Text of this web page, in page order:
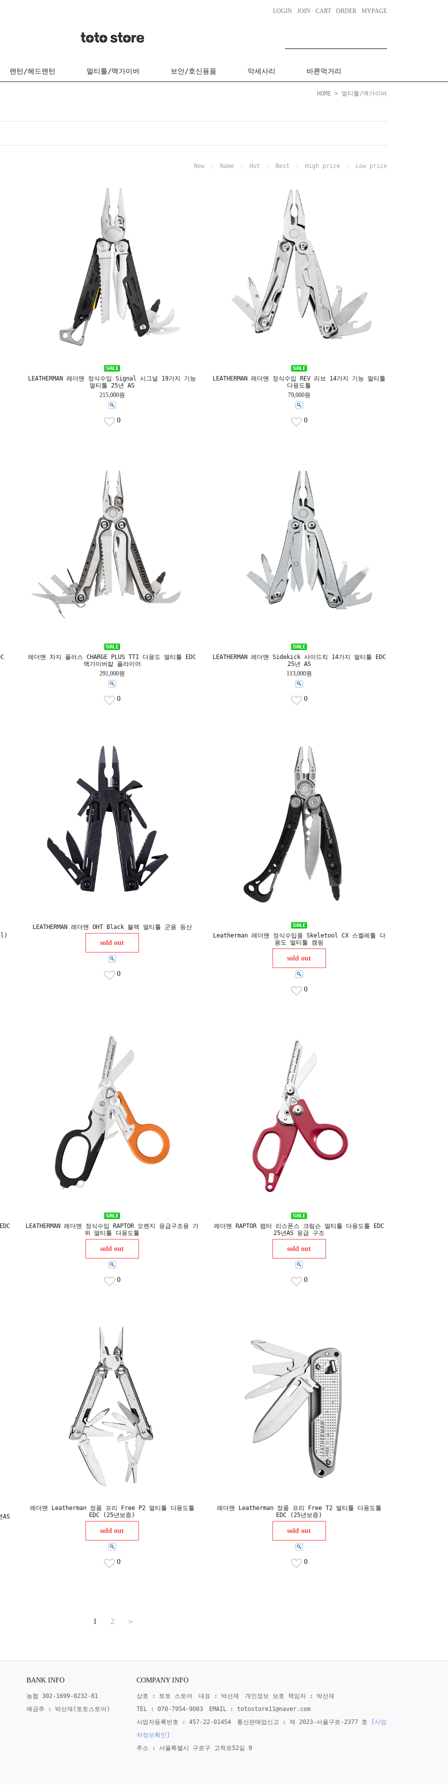
LOGIN JOIN CART ORDER MYPAGE
랜턴/헤드랜턴 멀티툴/맥가이버 보안/호신용품 악세사리 바른먹거리
HOME > 멀티툴/맥가이버
New Name Hot Best High price Low price
LEATHERMAN 레더맨 정식수입 Signal 시그널 19가지 기능
멀티툴 25년 AS
215,000원
0
LEATHERMAN 레더맨 정식수입 REV 리브 14가지 기능 멀티툴
다용도툴
79,000원
0
레더맨 차지 플러스 CHARGE PLUS TTI 다용도 멀티툴 EDC
맥가이버칼 플라이어
291,000원
0
LEATHERMAN 레더맨 Sidekick 사이드킥 14가지 멀티툴 EDC
25년 AS
113,000원
0
LEATHERMAN 레더맨 OHT Black 블랙 멀티툴 군용 등산
sold out
0
Leatherman 레더맨 정식수입품 Skeletool CX 스켈레툴 다
용도 멀티툴 캠핑
sold out
0
LEATHERMAN 레더맨 정식수입 RAPTOR 오렌지 응급구조용 가
위 멀티툴 다용도툴
sold out
0
레더맨 RAPTOR 랩터 리스폰스 크림슨 멀티툴 다용도툴 EDC
25년AS 응급 구조
sold out
0
AS
레더맨 Leatherman 정품 프리 Free P2 멀티툴 다용도툴
EDC (25년보증)
sold out
0
레더맨 Leatherman 정품 프리 Free T2 멀티툴 다용도툴
EDC (25년보증)
sold out
0
1 2 >>
BANK INFO
농협 302-1699-0232-81
예금주 : 박선재(토토스토어)
COMPANY INFO
상호 : 토토 스토어 대표 : 박선재
개인정보 보호 책임자 : 박선재
TEL : 070-7954-9083
EMAIL : totostore11@naver.com
사업자등록번호 : 457-22-01454
통신판매업신고 : 제 2023-서울구로-2377 호
[사업
자정보확인]
주소 : 서울특별시 구로구 고척로52길 9